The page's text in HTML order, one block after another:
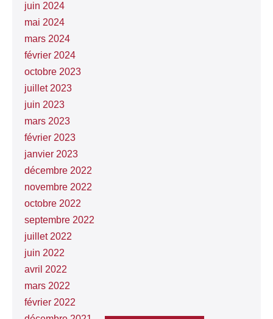
juin 2024
mai 2024
mars 2024
février 2024
octobre 2023
juillet 2023
juin 2023
mars 2023
février 2023
janvier 2023
décembre 2022
novembre 2022
octobre 2022
septembre 2022
juillet 2022
juin 2022
avril 2022
mars 2022
février 2022